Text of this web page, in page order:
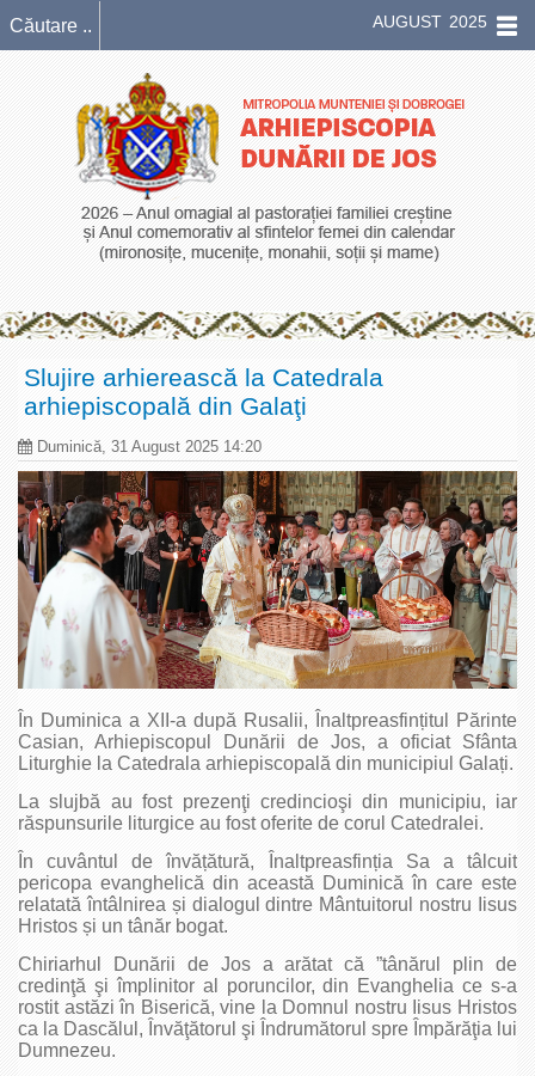
AUGUST 2025
Slujire arhierească la Catedrala
arhiepiscopală din Galaţi
Duminică, 31 August 2025 14:20
În Duminica a XII-a după Rusalii, Înaltpreasfințitul Părinte
Casian, Arhiepiscopul Dunării de Jos, a oficiat Sfânta
Liturghie la Catedrala arhiepiscopală din municipiul Galați.
La slujbă au fost prezenţi credincioşi din municipiu, iar
răspunsurile liturgice au fost oferite de corul Catedralei.
În cuvântul de învățătură, Înaltprea­sfinția Sa a tâlcuit
pericopa evanghelică din această Duminică în care este
relatată întâlnirea și dialogul dintre Mântuitorul nostru Iisus
Hristos și un tânăr bogat.
Chiriarhul Dunării de Jos a arătat că ”tânărul plin de
credinţă şi împlinitor al poruncilor, din Evanghelia ce s-a
rostit astăzi în Biserică, vine la Domnul nostru Iisus Hristos
ca la Dascălul, Învăţătorul şi Îndrumătorul spre Împărăţia lui
Dumnezeu.